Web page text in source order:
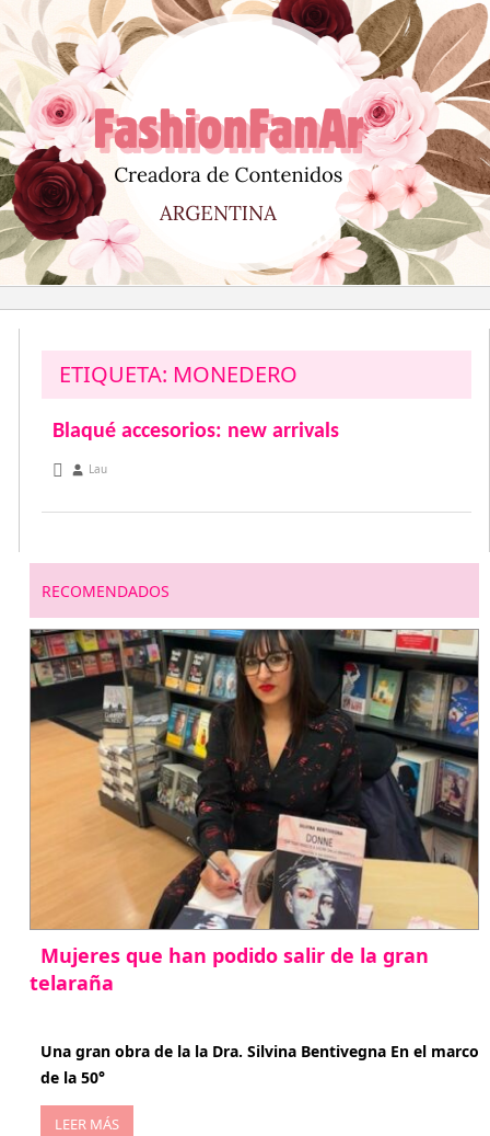
al
contenido
ETIQUETA: MONEDERO
Blaqué accesorios: new arrivals
octubre 23, 2012
Lau
RECOMENDADOS
Mujeres que han podido salir de la gran
telaraña
Una gran obra de la la Dra. Silvina Bentivegna En el marco
de la 50°
LEER MÁS